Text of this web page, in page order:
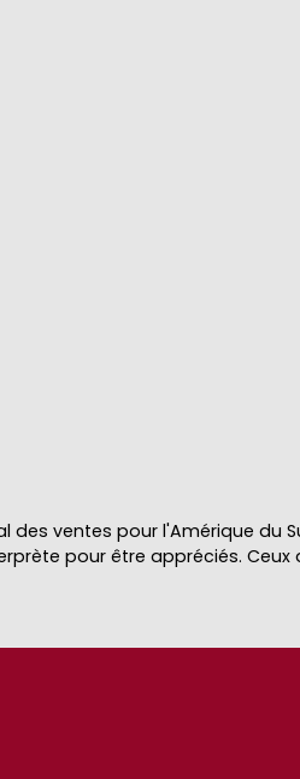
ventes pour l'Amérique du
pour être appréciés.